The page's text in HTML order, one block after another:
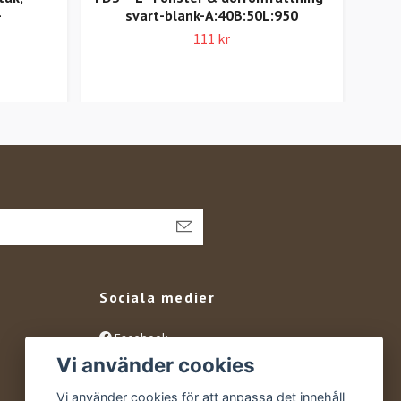
svart-blank-A:40B:50L:950
111 kr
Sociala medier
Facebook
Instagram
YouTube
Vi använder cookies
Vi använder cookies för att anpassa det innehåll